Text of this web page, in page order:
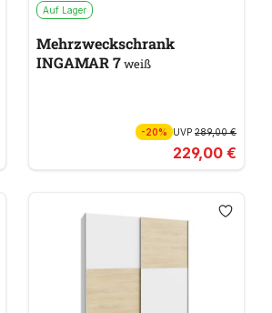
Auf Lager
Mehrzweckschrank
INGAMAR 7weiß
-20% UVP 289,00 €
229,00 €